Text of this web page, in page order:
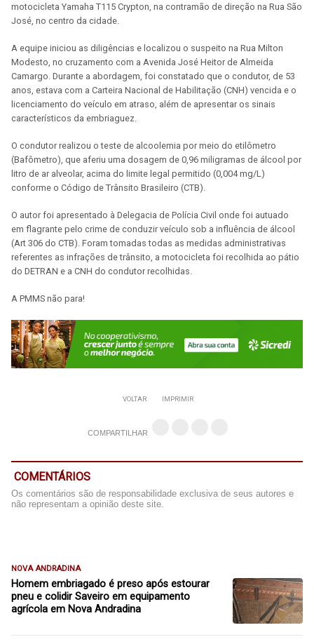
motocicleta Yamaha T115 Crypton, na contramão de direção na Rua São
José, no centro da cidade.
A equipe iniciou as diligências e localizou o suspeito na Rua Milton
Modesto, no cruzamento com a Avenida José Heitor de Almeida
Camargo. Durante a abordagem, foi constatado que o condutor, de 53
anos, estava com a Carteira Nacional de Habilitação (CNH) vencida e o
licenciamento do veículo em atraso, além de apresentar os sinais
característicos da embriaguez.
O condutor realizou o teste de alcoolemia por meio do etilômetro
(Bafômetro), que aferiu uma dosagem de 0,96 miligramas de álcool por
litro de ar alveolar, acima do limite legal permitido (0,004 mg/L)
conforme o Código de Trânsito Brasileiro (CTB).
O autor foi apresentado à Delegacia de Polícia Civil onde foi autuado
em flagrante pelo crime de conduzir veículo sob a influência de álcool
(Art 306 do CTB). Foram tomadas todas as medidas administrativas
referentes as infrações de trânsito, a motocicleta foi recolhida ao pátio
do DETRAN e a CNH do condutor recolhidas.
A PMMS não para!
VOLTAR IMPRIMIR
COMPARTILHAR
COMENTÁRIOS
Os comentários são de responsabilidade exclusiva de seus autores e
não representam a opinião deste site.
NOVA ANDRADINA
Homem embriagado é preso após estourar
pneu e colidir Saveiro em equipamento
agrícola em Nova Andradina